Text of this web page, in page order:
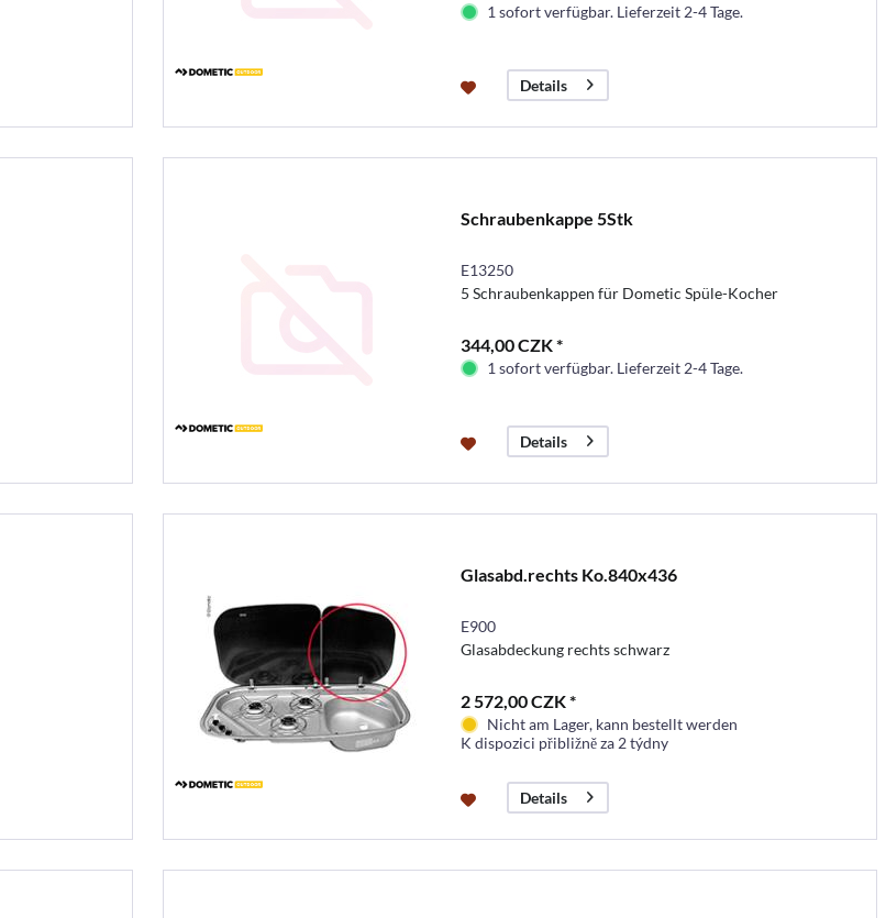
1 sofort verfügbar. Lieferzeit 2-4 Tage.
Details
Schraubenkappe 5Stk
E13250
5 Schraubenkappen für Dometic Spüle-Kocher
344,00 CZK *
1 sofort verfügbar. Lieferzeit 2-4 Tage.
Details
Glasabd.rechts Ko.840x436
E900
Glasabdeckung rechts schwarz
2 572,00 CZK *
Nicht am Lager, kann bestellt werden
K dispozici přibližně za 2 týdny
Details